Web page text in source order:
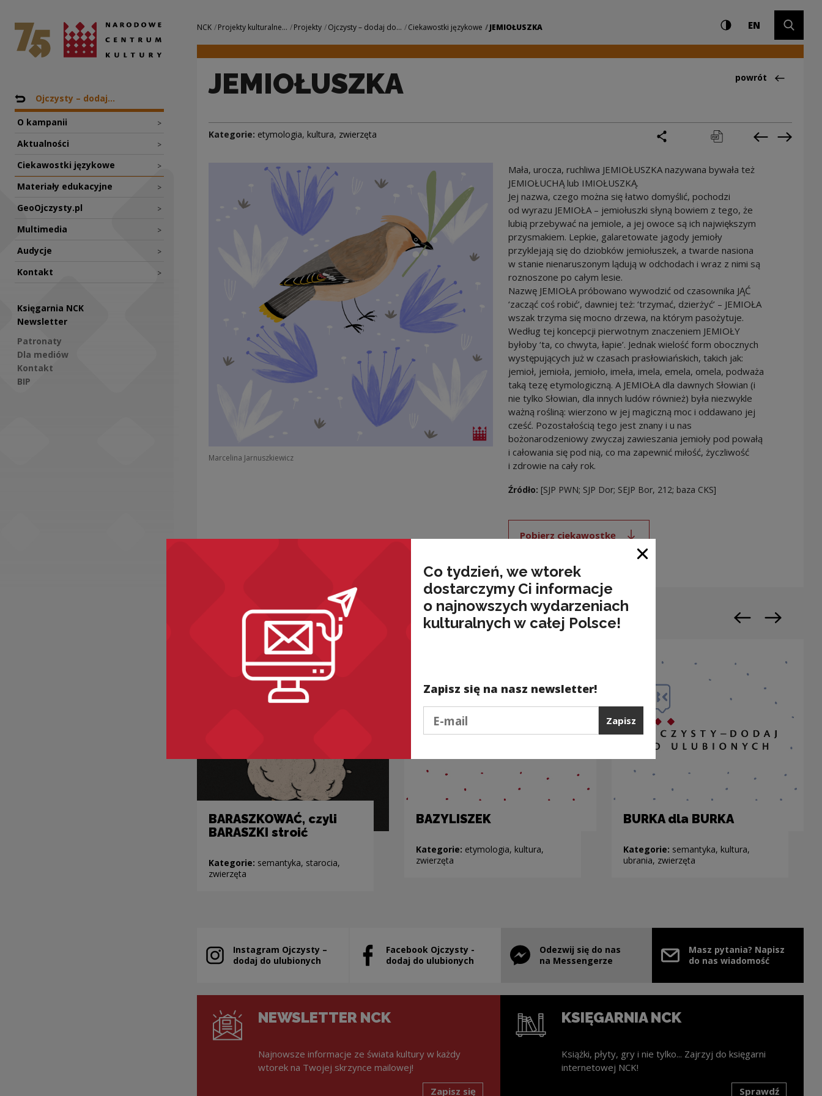
JEMIOŁUSZKA | Narodowe Centrum Kultury
Narodowe Centrum Kultury
Nawigacja
Powrót do: Projekty
Ojczysty – dodaj...
O kampanii >
Aktualności >
Ciekawostki językowe >
Materiały edukacyjne >
GeoOjczysty.pl >
Multimedia >
Audycje >
Kontakt >
Księgarnia NCK
Newsletter
Patronaty
Dla mediów
Kontakt
BIP
Nawigacja
NCK Projekty kulturalne... Projekty Ojczysty – dodaj do... Ciekawostki językowe JEMIOŁUSZKA Ustawienia iWysoki kontrast
ENCHANGE
JEMIOŁUSZKA Powrót
powrót
Kategorie: etymologia, kultura, zwierzęta podziel się
drukuj pobierz Poprzednia
Marcelina Jarnuszkiewicz
Mała, urocza, ruchliwa JEMIOŁUSZKA nazywana bywała też
JEMIOŁUCHĄ lub IMIOŁUSZKĄ.
Jej nazwa, czego można się łatwo domyślić, pochodzi
od wyrazu JEMIOŁA – jemiołuszki słyną bowiem z tego, że
lubią przebywać na jemiole, a jej owoce są ich największym
przysmakiem. Lepkie, galaretowate jagody jemioły
przyklejają się do dziobków jemiołuszek, a twarde nasiona
w stanie nienaruszonym lądują w odchodach i wraz z nimi są
roznoszone po całym lesie.
Nazwę JEMIOŁA próbowano wywodzić od czasownika JĄĆ
‘zacząć coś robić’, dawniej też: ‘trzymać, dzierżyć’ – JEMIOŁA
wszak trzyma się mocno drzewa, na którym pasożytuje.
Według tej koncepcji pierwotnym znaczeniem JEMIOŁY
byłoby ‘ta, co chwyta, łapie’. Jednak wielość form obocznych
występujących już w czasach prasłowiańskich, takich jak:
jemioł, jemioła, jemioło, imeła, imela, emela, omela, podważa
taką tezę etymologiczną. A JEMIOŁA dla dawnych Słowian (i
nie tylko Słowian, dla innych ludów również) była niezwykle
ważną rośliną: wierzono w jej magiczną moc i oddawano jej
cześć. Pozostałością tego jest znany i u nas
bożonarodzeniowy zwyczaj zawieszania jemioły pod powałą
i całowania się pod nią, co ma zapewnić miłość, życzliwość
i zdrowie na cały rok.
Źródło: [SJP PWN; SJP Dor; SEJP Bor, 212; baza CKS]
Pobierz ciekawostkę
Uwaga, link zostanie otwarty w nowym oknie
Zobacz również
BARASZKOWAĆ, czyli
BARASZKI stroić
Kategorie: semantyka, starocia,
zwierzęta
BAZYLISZEK
Kategorie: etymologia, kultura,
zwierzęta
BURKA dla BURKA
Kategorie: semantyka, kultura,
ubrania, zwierzęta
Poprzedni slajd
Następny
Instagram Ojczysty –
dodaj do ulubionych
Uwaga, link zostanie otwarty w nowym oknie
Facebook Ojczysty -
dodaj do ulubionych
Uwaga, link zostanie otwarty w nowym oknie
Odezwij się do nas
na Messengerze
Uwaga, link zostanie otwarty w nowym oknie
Masz pytania? Napisz
do nas wiadomość
NEWSLETTER NCK
Najnowsze informacje ze świata kultury w każdy
wtorek na Twojej skrzynce mailowej!
Zapisz się
KSIĘGARNIA NCK
Książki, płyty, gry i nie tylko... Zajrzyj do księgarni
internetowej NCK!
Sprawdź
Co tydzień, we wtorek
dostarczymy Ci informacje
o najnowszych wydarzeniach
kulturalnych w całej Polsce!
Zapisz się na nasz newsletter!
Zapisz